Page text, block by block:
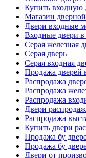
Купить входную
Магазин дверной
Двери входные
Входные двери в
Серая железная
Серая дверь
Серая входная
Продажа дверей
Распродажа
Распродажа
Распродажа
Двери
Распродажа
Купить двери
Продажа бу
Продажа бу
Двери от